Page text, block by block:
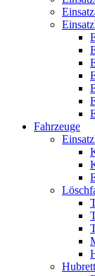
Fahrzeuge